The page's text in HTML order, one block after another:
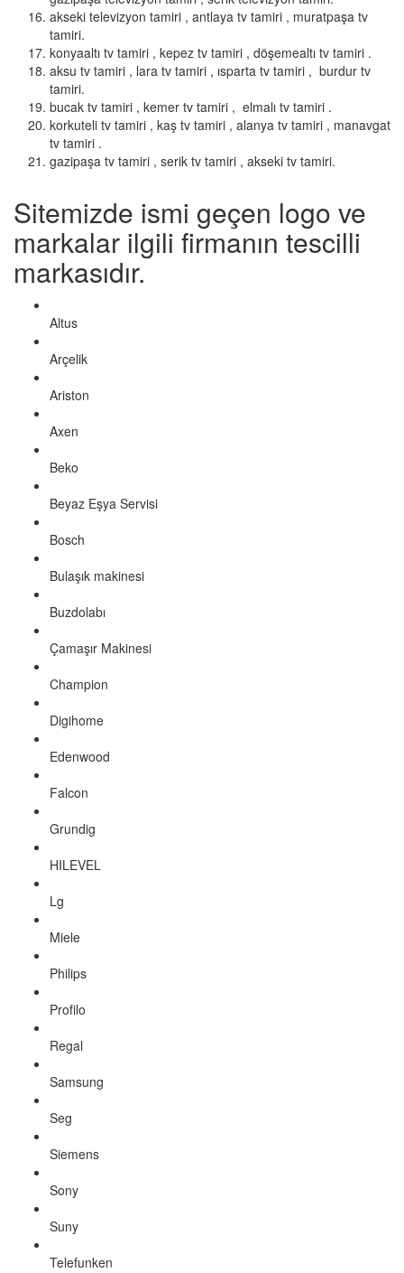
akseki televizyon tamiri , antlaya tv tamiri , muratpaşa tv
tamiri.
konyaaltı tv tamiri , kepez tv tamiri , döşemealtı tv tamiri .
aksu tv tamiri , lara tv tamiri , ısparta tv tamiri , burdur tv
tamiri.
bucak tv tamiri , kemer tv tamiri , elmalı tv tamiri .
korkuteli tv tamiri , kaş tv tamiri , alanya tv tamiri , manavgat
tv tamiri .
gazipaşa tv tamiri , serik tv tamiri , akseki tv tamiri.
Sitemizde ismi geçen logo ve
markalar ilgili firmanın tescilli
markasıdır.
Altus
Arçelik
Ariston
Axen
Beko
Beyaz Eşya Servisi
Bosch
Bulaşık makinesi
Buzdolabı
Çamaşır Makinesi
Champion
Digihome
Edenwood
Falcon
Grundig
HILEVEL
Lg
Miele
Philips
Profilo
Regal
Samsung
Seg
Siemens
Sony
Suny
Telefunken